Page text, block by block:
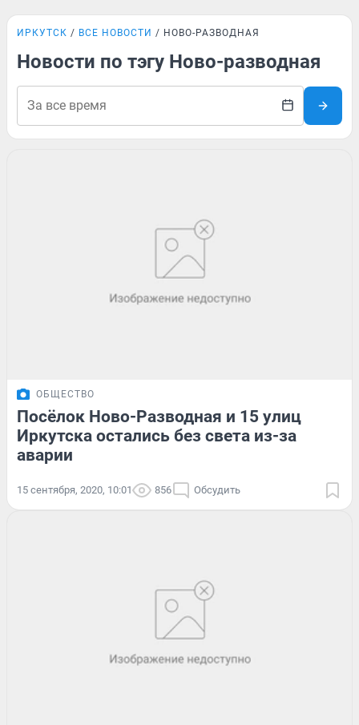
ИРКУТСК ВСЕ НОВОСТИ НОВО-РАЗВОДНАЯ
Новости по тэгу Ново-разводная
ОБЩЕСТВО
Посёлок Ново-Разводная и 15 улиц
Иркутска остались без света из-за
аварии
15 сентября, 2020, 10:01 856 Обсудить